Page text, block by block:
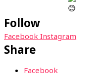
Follow
Facebook Instagram
Share
Facebook